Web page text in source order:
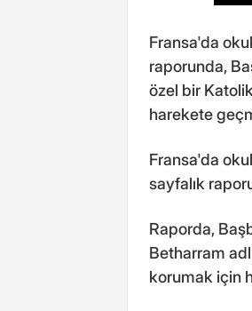
Fransa'da
raporunda,
özel bir
harekete
Fransa'da
sayfalık
Raporda,
Betharram
korumak için